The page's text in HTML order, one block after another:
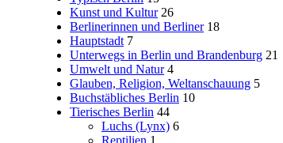
Kunst und Kultur 26
Berlinerinnen und Berliner 18
Hauptstadt 7
Unterwegs in Berlin und Brandenburg 21
Umwelt und Natur 4
Glauben, Religion, Weltanschauung 5
Buchstäbliches Berlin 10
Tierisches Berlin 44
Luchs (Lynx) 6
Reptilien 1